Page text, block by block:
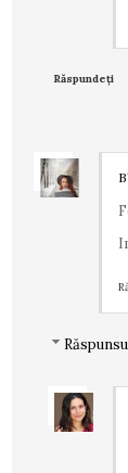
Răspundeți